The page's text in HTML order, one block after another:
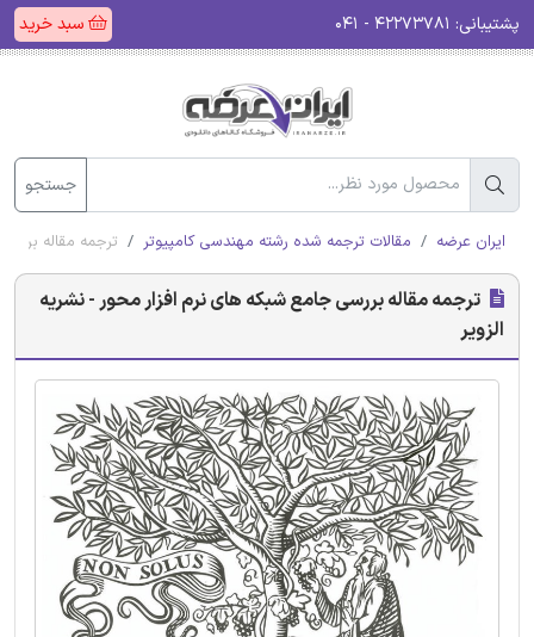
پشتیبانی: سبد خرید
جستجو
ایران عرضه مقالات ترجمه شده رشته مهندسی کامپیوتر ترجمه مقاله
ترجمه مقاله بررسی جامع شبکه های نرم افزار محور - نشریه
الزویر